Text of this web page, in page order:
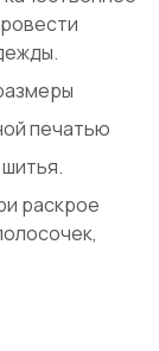
печатью
раскрое